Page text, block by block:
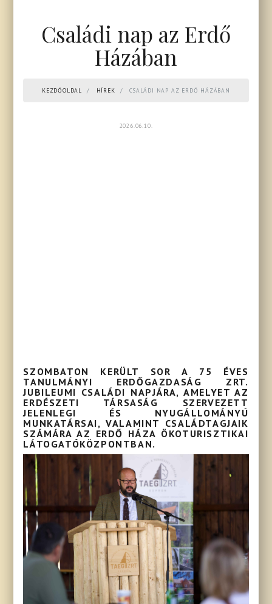
Családi nap az Erdő
Házában
KEZDŐOLDAL HÍREK CSALÁDI NAP AZ ERDŐ HÁZÁBAN
2026.06.10.
SZOMBATON KERÜLT SOR A 75 ÉVES
TANULMÁNYI ERDŐGAZDASÁG ZRT.
JUBILEUMI CSALÁDI NAPJÁRA, AMELYET AZ
ERDÉSZETI TÁRSASÁG SZERVEZETT
JELENLEGI ÉS NYUGÁLLOMÁNYÚ
MUNKATÁRSAI, VALAMINT CSALÁDTAGJAIK
SZÁMÁRA AZ ERDŐ HÁZA ÖKOTURISZTIKAI
LÁTOGATÓKÖZPONTBAN.